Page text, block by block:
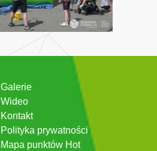
Galerie
Wideo
Kontakt
Polityka prywatności
Mapa punktów Hot